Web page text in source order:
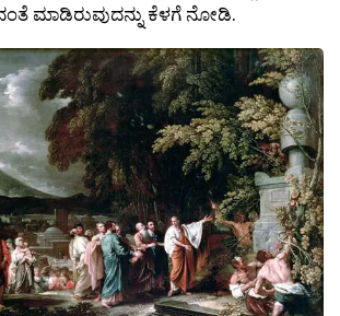
ಮಾಡಿರುವುದನ್ನು ಕೆಳಗೆ ನೋಡಿ.